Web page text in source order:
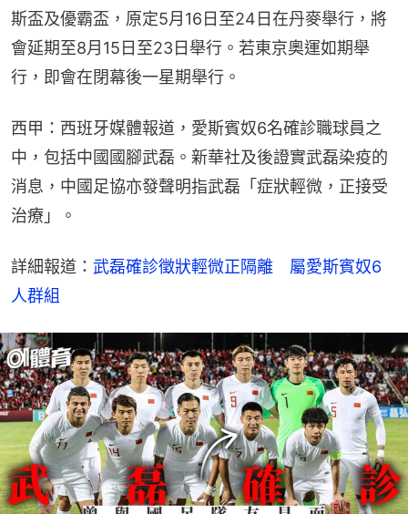
斯盃及優霸盃，原定5月16日至24日在丹麥舉行，將
會延期至8月15日至23日舉行。若東京奧運如期舉
行，即會在閉幕後一星期舉行。
西甲：西班牙媒體報道，愛斯賓奴6名確診職球員之
中，包括中國國腳武磊。新華社及後證實武磊染疫的
消息，中國足協亦發聲明指武磊「症狀輕微，正接受
治療」。
詳細報道： 武磊確診徵狀輕微正隔離　屬愛斯賓奴6
人群組